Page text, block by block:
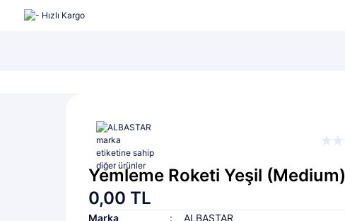
Yemleme Roketi Yeşil (Medium)
0,00 TL
Marka
ALBASTAR